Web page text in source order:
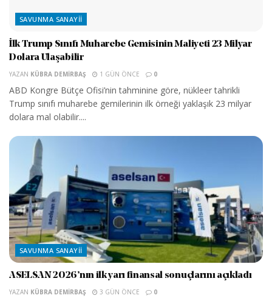
SAVUNMA SANAYII
İlk Trump Sınıfı Muharebe Gemisinin Maliyeti 23 Milyar
Dolara Ulaşabilir
YAZAN KÜBRA DEMIRBAŞ 1 GÜN ÖNCE 0
ABD Kongre Bütçe Ofisi’nin tahminine göre, nükleer tahrikli
Trump sınıfı muharebe gemilerinin ilk örneği yaklaşık 23 milyar
dolara mal olabilir....
SAVUNMA SANAYII
ASELSAN 2026’nın ilk yarı finansal sonuçlarını açıkladı
YAZAN KÜBRA DEMIRBAŞ 3 GÜN ÖNCE 0